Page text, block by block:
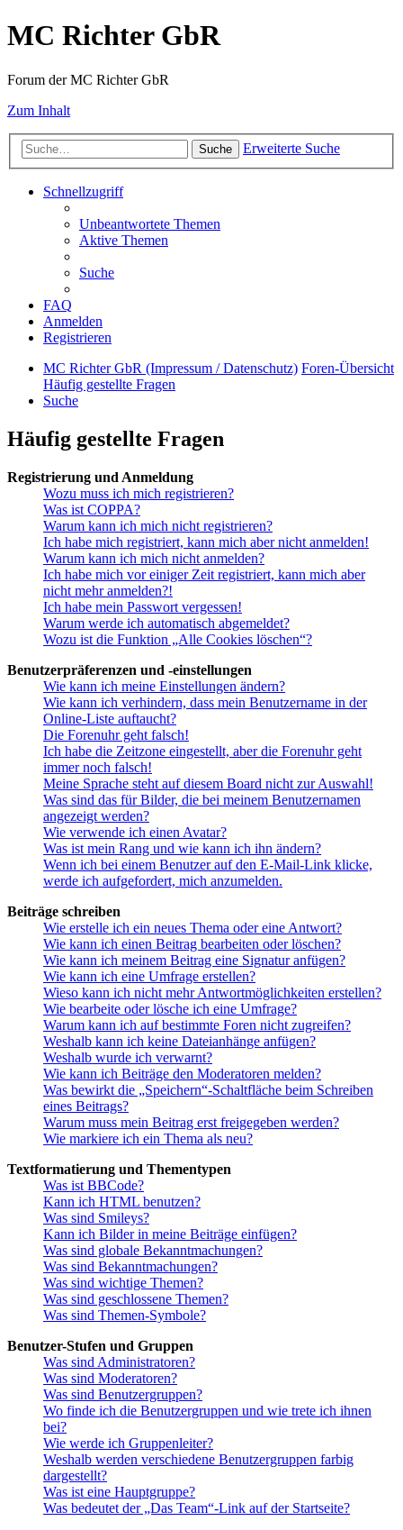
MC Richter GbR
Forum der MC Richter GbR
Zum Inhalt
Suche Erweiterte Suche
Schnellzugriff
Unbeantwortete Themen
Aktive Themen
Suche
FAQ
Anmelden
Registrieren
MC Richter GbR (Impressum / Datenschutz) Foren-Übersicht
Häufig gestellte Fragen
Suche
Häufig gestellte Fragen
Registrierung und Anmeldung
Wozu muss ich mich registrieren?
Was ist COPPA?
Warum kann ich mich nicht registrieren?
Ich habe mich registriert, kann mich aber nicht anmelden!
Warum kann ich mich nicht anmelden?
Ich habe mich vor einiger Zeit registriert, kann mich aber
nicht mehr anmelden?!
Ich habe mein Passwort vergessen!
Warum werde ich automatisch abgemeldet?
Wozu ist die Funktion „Alle Cookies löschen“?
Benutzerpräferenzen und -einstellungen
Wie kann ich meine Einstellungen ändern?
Wie kann ich verhindern, dass mein Benutzername in der
Online-Liste auftaucht?
Die Forenuhr geht falsch!
Ich habe die Zeitzone eingestellt, aber die Forenuhr geht
immer noch falsch!
Meine Sprache steht auf diesem Board nicht zur Auswahl!
Was sind das für Bilder, die bei meinem Benutzernamen
angezeigt werden?
Wie verwende ich einen Avatar?
Was ist mein Rang und wie kann ich ihn ändern?
Wenn ich bei einem Benutzer auf den E-Mail-Link klicke,
werde ich aufgefordert, mich anzumelden.
Beiträge schreiben
Wie erstelle ich ein neues Thema oder eine Antwort?
Wie kann ich einen Beitrag bearbeiten oder löschen?
Wie kann ich meinem Beitrag eine Signatur anfügen?
Wie kann ich eine Umfrage erstellen?
Wieso kann ich nicht mehr Antwortmöglichkeiten erstellen?
Wie bearbeite oder lösche ich eine Umfrage?
Warum kann ich auf bestimmte Foren nicht zugreifen?
Weshalb kann ich keine Dateianhänge anfügen?
Weshalb wurde ich verwarnt?
Wie kann ich Beiträge den Moderatoren melden?
Was bewirkt die „Speichern“-Schaltfläche beim Schreiben
eines Beitrags?
Warum muss mein Beitrag erst freigegeben werden?
Wie markiere ich ein Thema als neu?
Textformatierung und Thementypen
Was ist BBCode?
Kann ich HTML benutzen?
Was sind Smileys?
Kann ich Bilder in meine Beiträge einfügen?
Was sind globale Bekanntmachungen?
Was sind Bekanntmachungen?
Was sind wichtige Themen?
Was sind geschlossene Themen?
Was sind Themen-Symbole?
Benutzer-Stufen und Gruppen
Was sind Administratoren?
Was sind Moderatoren?
Was sind Benutzergruppen?
Wo finde ich die Benutzergruppen und wie trete ich ihnen
bei?
Wie werde ich Gruppenleiter?
Weshalb werden verschiedene Benutzergruppen farbig
dargestellt?
Was ist eine Hauptgruppe?
Was bedeutet der „Das Team“-Link auf der Startseite?